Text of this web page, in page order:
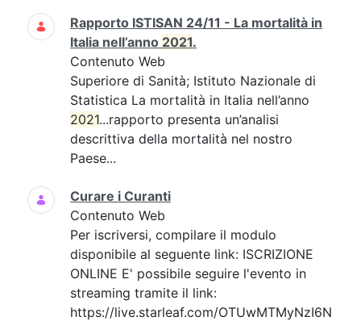
Rapporto ISTISAN 24/11 - La mortalità in
Italia nell’anno 2021.
Contenuto Web
Superiore di Sanità; Istituto Nazionale di
Statistica La mortalità in Italia nell’anno
2021...rapporto presenta un’analisi
descrittiva della mortalità nel nostro
Paese...
Curare i Curanti
Contenuto Web
Per iscriversi, compilare il modulo
disponibile al seguente link: ISCRIZIONE
ONLINE E' possibile seguire l'evento in
streaming tramite il link:
https://live.starleaf.com/OTUwMTMyNzI6N